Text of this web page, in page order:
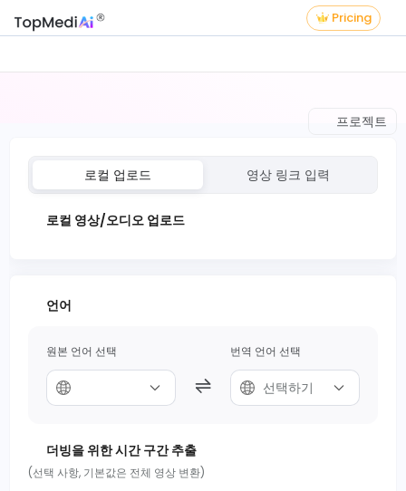
Pricing
프로젝트
로컬 업로드 영상 링크 입력
로컬 영상/오디오 업로드
언어
원본 언어 선택 번역 언어 선택
선택하기
더빙을 위한 시간 구간 추출
(선택 사항, 기본값은 전체 영상 변환)